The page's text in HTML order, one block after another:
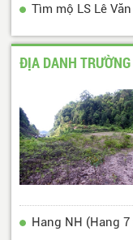
Tìm mộ LS Lê
ĐỊA DANH
Hang NH (Hang 7